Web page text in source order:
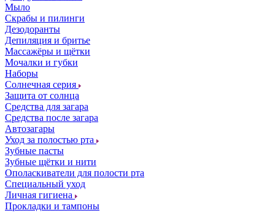
Мыло
Скрабы и пилинги
Дезодоранты
Депиляция и бритье
Массажёры и щётки
Мочалки и губки
Наборы
Солнечная серия
Защита от солнца
Средства для загара
Средства после загара
Автозагары
Уход за полостью рта
Зубные пасты
Зубные щётки и нити
Ополаскиватели для полости рта
Специальный уход
Личная гигиена
Прокладки и тампоны